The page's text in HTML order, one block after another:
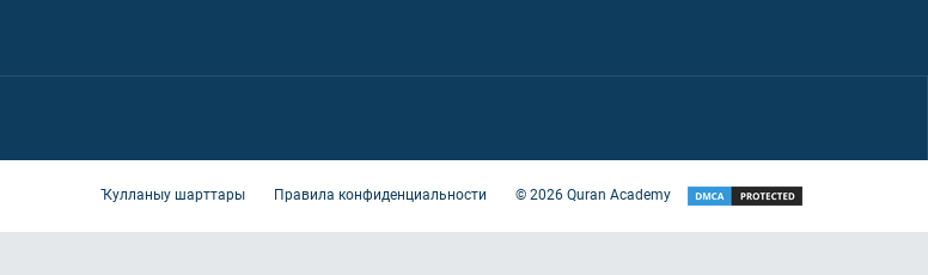
Ҡулланыу шарттары Правила конфиденциальности ©2026Quran Academy